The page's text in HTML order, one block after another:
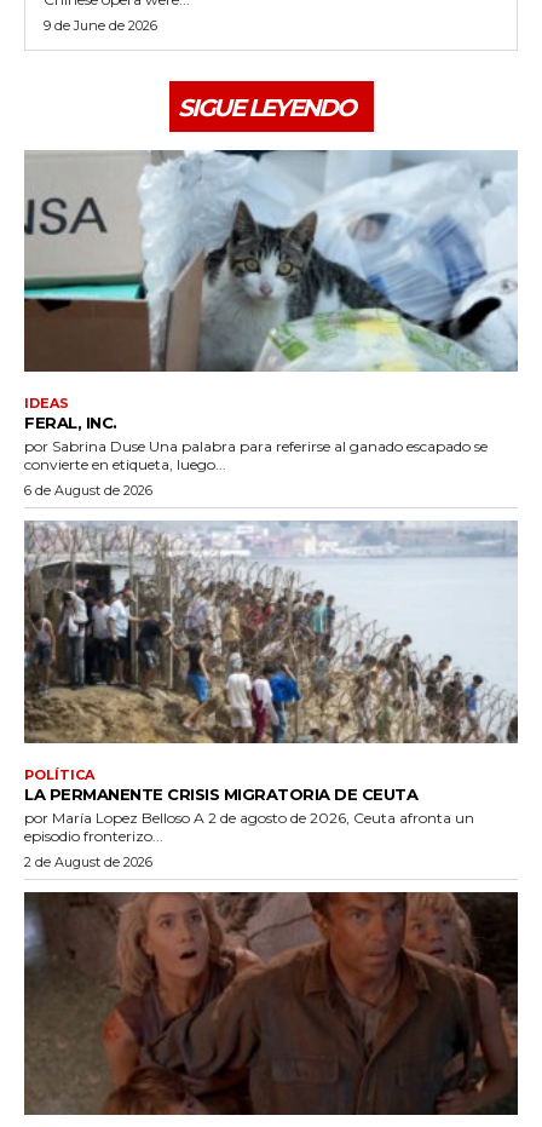
9 de June de 2026
SIGUE LEYENDO
IDEAS
FERAL, INC.
por Sabrina Duse Una palabra para referirse al ganado escapado se
convierte en etiqueta, luego...
6 de August de 2026
POLÍTICA
LA PERMANENTE CRISIS MIGRATORIA DE CEUTA
por María Lopez Belloso A 2 de agosto de 2026, Ceuta afronta un
episodio fronterizo...
2 de August de 2026